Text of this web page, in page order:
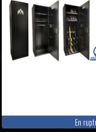
En